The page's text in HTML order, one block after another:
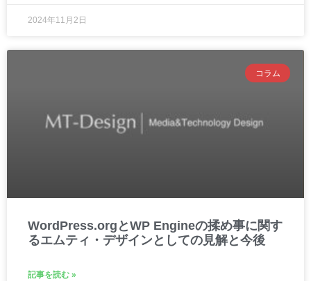
2024年11月2日
コラム
WordPress.orgとWP Engineの揉め事に関す
るエムティ・デザインとしての見解と今後
記事を読む »